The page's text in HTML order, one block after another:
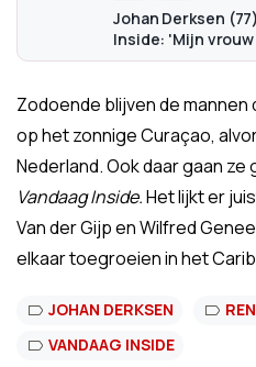
Johan Derksen
Inside: 'Mijn
Zodoende blijven de
op het zonnige Curaçao,
Nederland. Ook daar gaan
Vandaag Inside.Het lijkt er
Van der Gijp en Wilfred
elkaar toegroeien in het
JOHAN DERKSEN
VANDAAG INSIDE